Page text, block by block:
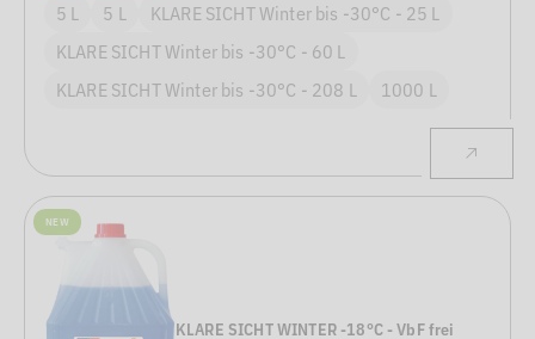
5 L 5 L
KLARE SICHT Winter bis -30°C - 25 L
KLARE SICHT Winter bis -30°C - 60 L
KLARE SICHT Winter bis -30°C - 208 L
1000 L
NEW
KLARE SICHT WINTER -18°C - VbF frei